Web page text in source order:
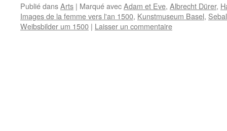
Publié dansArts | Marqué avecAdam et Eve, Albrecht Dürer,
Images de la femme vers l'an 1500, Kunstmuseum Basel,
Weibsbilder um 1500 | Laisser un commentaire